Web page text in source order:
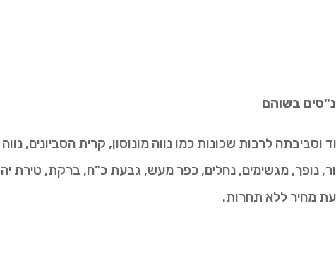
בשוהם
לרבות שכונות כמו נווה מונוסון, קרית הסביונים, נווה
נופך, מגשימים, נחלים, כפר מעש, גבעת כ"ח, ברקת, טירת
מחיר ללא תחרות.